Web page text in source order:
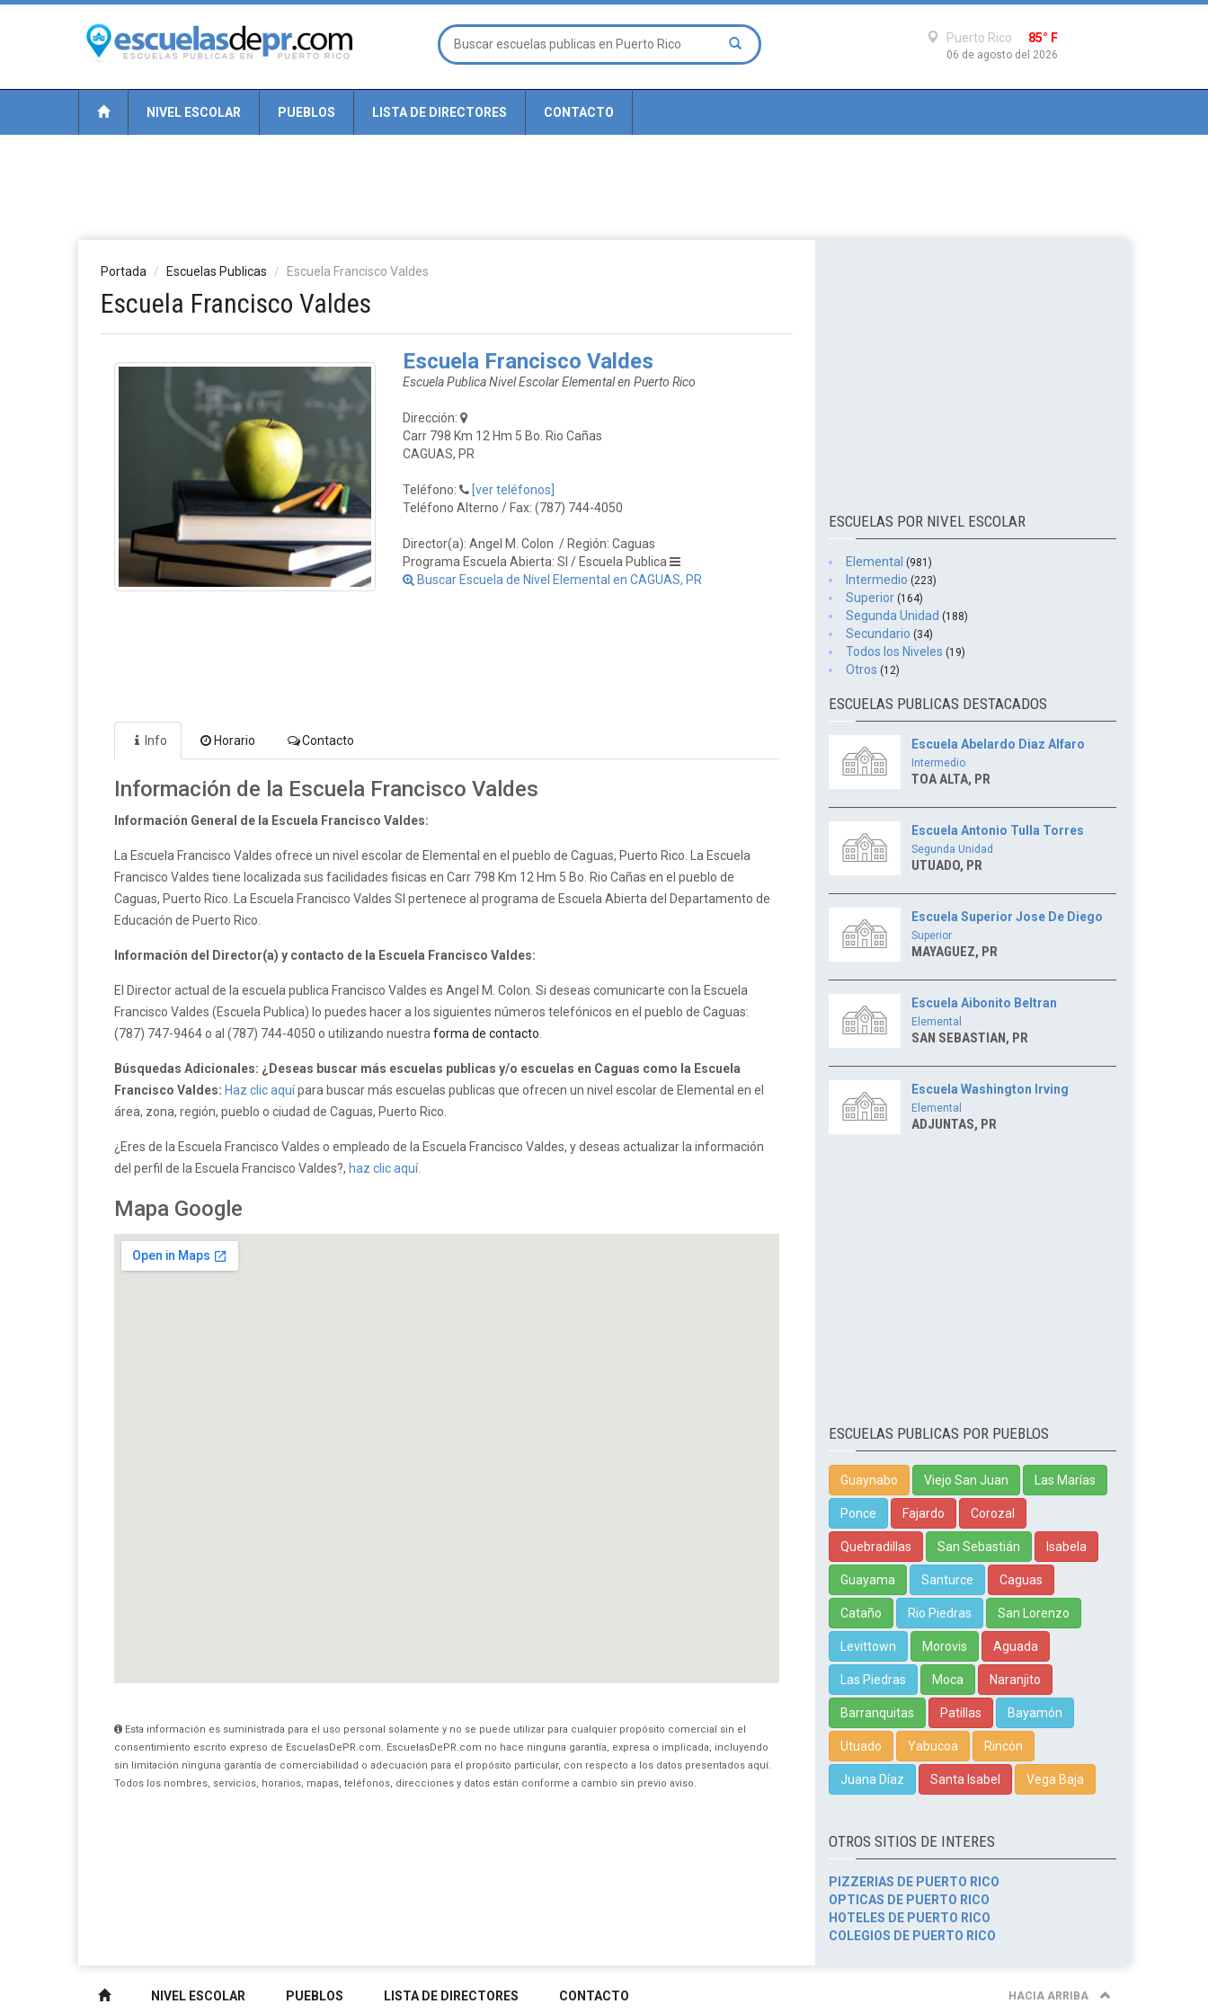
Puerto Rico 85° F
06 de agosto del 2026
NIVEL ESCOLAR PUEBLOS LISTA DE DIRECTORES CONTACTO
Portada Escuelas Publicas Escuela Francisco Valdes
Escuela Francisco Valdes
Escuela Francisco Valdes
Escuela Publica Nivel Escolar Elemental en Puerto Rico
Dirección:
Carr 798 Km 12 Hm 5 Bo. Rio Cañas
CAGUAS, PR
Teléfono:
[ver teléfonos]
Teléfono Alterno / Fax: (787) 744-4050
Director(a): Angel M. Colon / Región: Caguas
Programa Escuela Abierta: SI / Escuela Publica
Buscar Escuela de Nivel Elemental en CAGUAS, PR
Info Horario Contacto
Información de la Escuela Francisco Valdes
Información General de la Escuela Francisco Valdes:
La Escuela Francisco Valdes ofrece un nivel escolar de Elemental en el pueblo de Caguas, Puerto Rico. La Escuela
Francisco Valdes tiene localizada sus facilidades fisicas en Carr 798 Km 12 Hm 5 Bo. Rio Cañas en el pueblo de
Caguas, Puerto Rico. La Escuela Francisco Valdes SI pertenece al programa de Escuela Abierta del Departamento de
Educación de Puerto Rico.
Información del Director(a) y contacto de la Escuela Francisco Valdes:
El Director actual de la escuela publica Francisco Valdes es Angel M. Colon. Si deseas comunicarte con la Escuela
Francisco Valdes (Escuela Publica) lo puedes hacer a los siguientes números telefónicos en el pueblo de Caguas:
(787) 747-9464 o al (787) 744-4050 o utilizando nuestra forma de contacto
Búsquedas Adicionales: ¿Deseas buscar más escuelas publicas y/o escuelas en Caguas como la Escuela
Francisco Valdes: Haz clic aquípara buscar más escuelas publicas que ofrecen un nivel escolar de Elemental en el
área, zona, región, pueblo o ciudad de Caguas, Puerto Rico.
¿Eres de la Escuela Francisco Valdes o empleado de la Escuela Francisco Valdes, y deseas actualizar la información
del perfil de la Escuela Francisco Valdes?, haz clic aquí.
Mapa Google
Esta información es suministrada para el uso personal solamente y no se puede utilizar para cualquier propósito comercial sin el
consentimiento escrito expreso de EscuelasDePR.com. EscuelasDePR.com no hace ninguna garantía, expresa o implicada, incluyendo
sin limitación ninguna garantía de comerciabilidad o adecuación para el propósito particular, con respecto a los datos presentados aquí.
Todos los nombres, servicios, horarios, mapas, teléfonos, direcciones y datos están conforme a cambio sin previo aviso.
ESCUELAS POR NIVEL ESCOLAR
Elemental (981)
Intermedio (223)
Superior (164)
Segunda Unidad (188)
Secundario (34)
Todos los Niveles (19)
Otros (12)
ESCUELAS PUBLICAS DESTACADOS
Escuela Abelardo Diaz Alfaro
Intermedio
TOA ALTA, PR
Escuela Antonio Tulla Torres
Segunda Unidad
UTUADO, PR
Escuela Superior Jose De Diego
Superior
MAYAGUEZ, PR
Escuela Aibonito Beltran
Elemental
SAN SEBASTIAN, PR
Escuela Washington Irving
Elemental
ADJUNTAS, PR
ESCUELAS PUBLICAS POR PUEBLOS
Guaynabo Viejo San Juan Las Marías
Ponce Fajardo Corozal
Quebradillas San Sebastián Isabela
Guayama Santurce Caguas
Cataño Rio Piedras San Lorenzo
Levittown Morovis Aguada
Las Piedras Moca Naranjito
Barranquitas Patillas Bayamón
Utuado Yabucoa Rincón
Juana Díaz Santa Isabel Vega Baja
OTROS SITIOS DE INTERES
PIZZERIAS DE PUERTO RICO
OPTICAS DE PUERTO RICO
HOTELES DE PUERTO RICO
COLEGIOS DE PUERTO RICO
NIVEL ESCOLAR PUEBLOS LISTA DE DIRECTORES CONTACTO HACIA ARRIBA